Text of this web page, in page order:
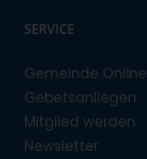
SERVICE
Gemeinde Online
Gebetsanliegen
Mitglied werden
Newsletter